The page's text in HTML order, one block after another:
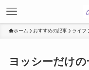
ホーム おすすめの記事 ライフ
ヨッシーだけ